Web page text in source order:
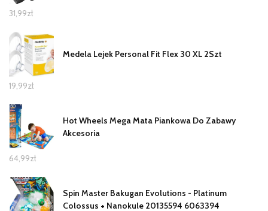
31,99zł
Medela Lejek Personal Fit Flex 30 XL 2Szt
19,99zł
Hot Wheels Mega Mata Piankowa Do Zabawy
Akcesoria
64,99zł
Spin Master Bakugan Evolutions - Platinum
Colossus + Nanokule 20135594 6063394